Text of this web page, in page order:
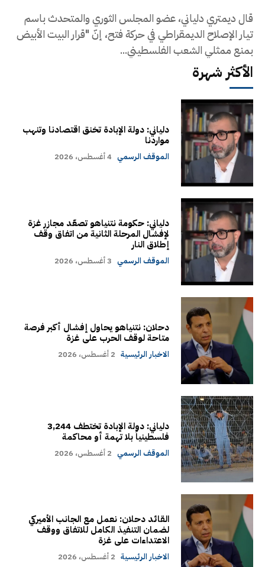
قال ديمتري دلياني، عضو المجلس الثوري والمتحدث باسم
تيار الإصلاح الديمقراطي في حركة فتح، إنّ "قرار البيت الأبيض
بمنع ممثلي الشعب الفلسطيني...
الأكثر شهرة
دلياني: دولة الإبادة تخنق اقتصادنا وتنهب
مواردنا
الموقف الرسمي 4 أغسطس، 2026
دلياني: حكومة نتنياهو تصعّد مجازر غزة
لإفشال المرحلة الثانية من اتفاق وقف
إطلاق النار
الموقف الرسمي 3 أغسطس، 2026
دحلان: نتنياهو يحاول إفشال أكبر فرصة
متاحة لوقف الحرب على غزة
الاخبار الرئيسية 2 أغسطس، 2026
دلياني: دولة الإبادة تختطف 3,244
فلسطينياً بلا تهمة أو محاكمة
الموقف الرسمي 2 أغسطس، 2026
القائد دحلان: نعمل مع الجانب الأميركي
لضمان التنفيذ الكامل للاتفاق ووقف
الاعتداءات على غزة
الاخبار الرئيسية 2 أغسطس، 2026